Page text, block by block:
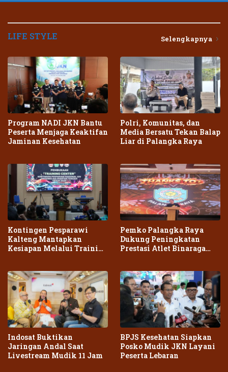
LIFE STYLE Selengkapnya
Program NADI JKN Bantu
Peserta Menjaga Keaktifan
Jaminan Kesehatan
Polri, Komunitas, dan
Media Bersatu Tekan Balap
Liar di Palangka Raya
Kontingen Pesparawi
Kalteng Mantapkan
Kesiapan Melalui Training
Pemko Palangka Raya
Dukung Peningkatan
Prestasi Atlet Binaraga
Indosat Buktikan
Jaringan Andal Saat
Livestream Mudik 11 Jam
BPJS Kesehatan Siapkan
Posko Mudik JKN Layani
Peserta Lebaran